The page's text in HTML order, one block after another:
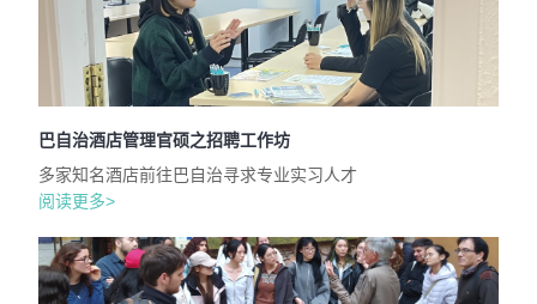
巴自治酒店管理官硕之招聘工作坊
多家知名酒店前往巴自治寻求专业实习人才
阅读更多>